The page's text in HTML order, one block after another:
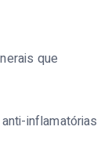
que
inflamatórias